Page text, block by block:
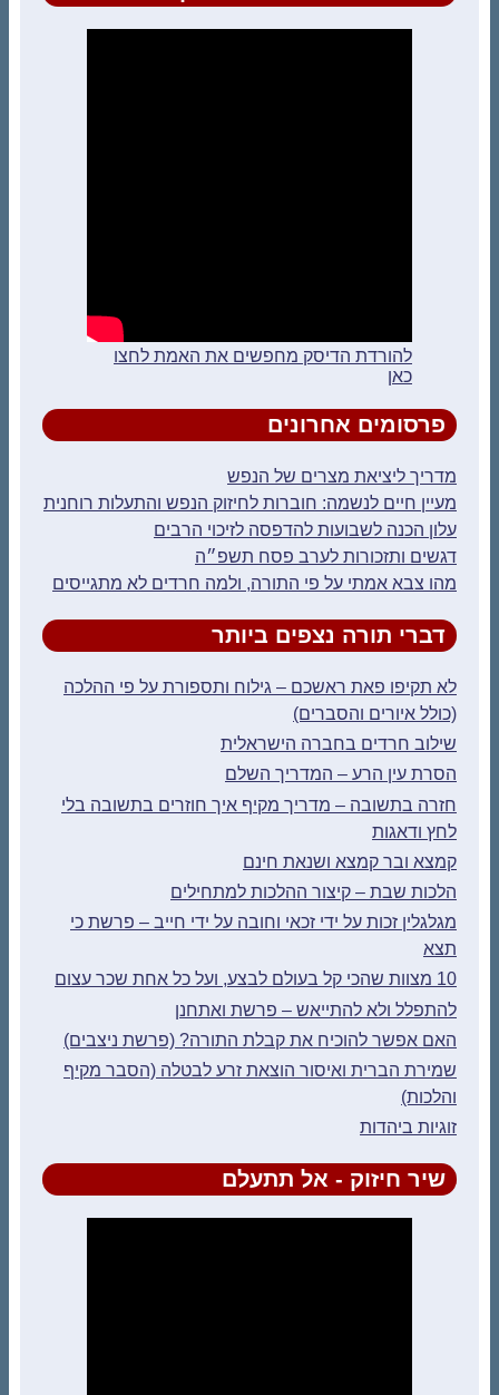
להורדת הדיסק מחפשים את האמת לחצו
כאן
פרסומים אחרונים
מדריך ליציאת מצרים של הנפש
מעיין חיים לנשמה: חוברות לחיזוק הנפש והתעלות רוחנית
עלון הכנה לשבועות להדפסה לזיכוי הרבים
דגשים ותזכורות לערב פסח תשפ״ה
מהו צבא אמתי על פי התורה, ולמה חרדים לא מתגייסים
דברי תורה נצפים ביותר
לא תקיפו פאת ראשכם – גילוח ותספורת על פי ההלכה
(כולל איורים והסברים)
שילוב חרדים בחברה הישראלית
הסרת עין הרע – המדריך השלם
חזרה בתשובה – מדריך מקיף איך חוזרים בתשובה בלי
לחץ ודאגות
קמצא ובר קמצא ושנאת חינם
הלכות שבת – קיצור ההלכות למתחילים
מגלגלין זכות על ידי זכאי וחובה על ידי חייב – פרשת כי
תצא
10 מצוות שהכי קל בעולם לבצע, ועל כל אחת שכר עצום
להתפלל ולא להתייאש – פרשת ואתחנן
האם אפשר להוכיח את קבלת התורה? (פרשת ניצבים)
שמירת הברית ואיסור הוצאת זרע לבטלה (הסבר מקיף
והלכות)
זוגיות ביהדות
שיר חיזוק - אל תתעלם